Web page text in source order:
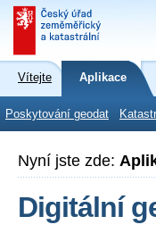
Vítejte Aplikace
Poskytování geodat
Nyní jste zde:
Digitální